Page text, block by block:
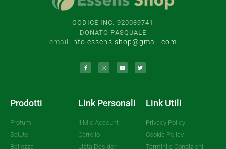
CODICE INC. 920039741
DONATO PASQUALE
email: info.essens.shop@gmail.com
Prodotti
Profumi
Salute
Bellezza
Link Personali
Il Mio Account
Carrello
Lista Desideri
Link Utili
Privacy Policy
Cookie Policy
Termini e Condizioni